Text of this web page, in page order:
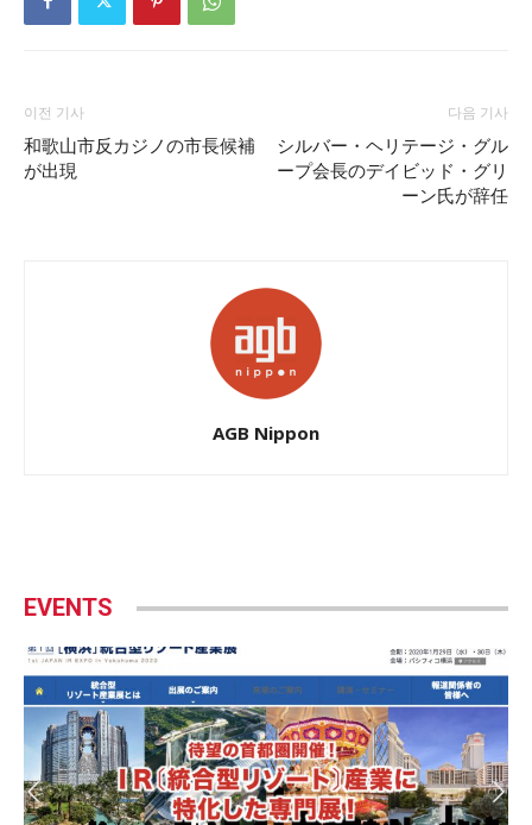
이전 기사
和歌山市反カジノの市長候補
が出現
다음 기사
シルバー・ヘリテージ・グル
ープ会長のデイビッド・グリ
ーン氏が辞任
AGB Nippon
EVENTS